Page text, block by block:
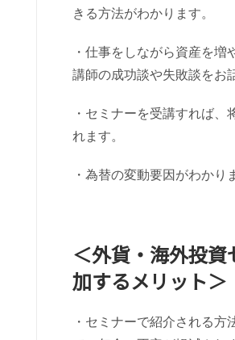
きる方法がわかります。
・仕事をしながら資産を増
講師の成功談や失敗談をお
・セミナーを受講すれば、
れます。
・為替の変動要因がわかり
＜外貨・海外投
加するメリット＞
・セミナーで紹介される方